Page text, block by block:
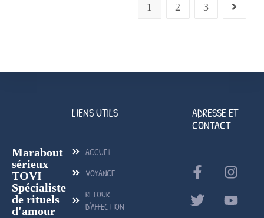
1 2 3
Marabout
sérieux
TOVI
Spécialiste
de rituels
d'amour
LIENS UTILS
ACCUEIL
VOYANCE
RETOUR
D'AFFECTION
ADRESSE ET
CONTACT